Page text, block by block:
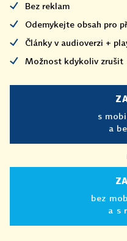
Bez reklam
Odemykejte obsah pro
Články v audioverzi +
Možnost kdykoliv zrušit
s
a
bez
a s